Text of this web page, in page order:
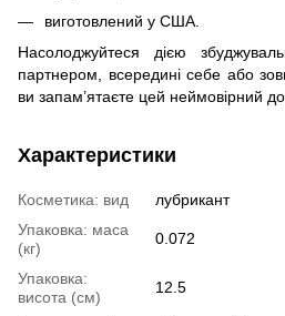
виготовлений у США.
Насолоджуйтеся дією
партнером, всередині себе або
ви запам’ятаєте цей неймовірний
Характеристики
Косметика: вид
лубрикант
Упаковка: маса
(кг)
0.072
Упаковка:
висота (см)
12.5